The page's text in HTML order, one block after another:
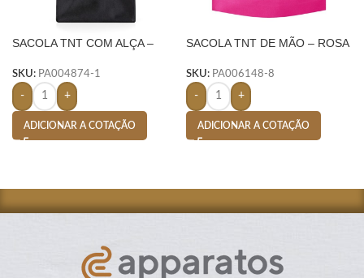
SACOLA TNT COM ALÇA –
SKU: PA004874-1
- +
ADICIONAR A COTAÇÃO
SACOLA TNT DE MÃO – ROSA
SKU: PA006148-8
- +
ADICIONAR A COTAÇÃO